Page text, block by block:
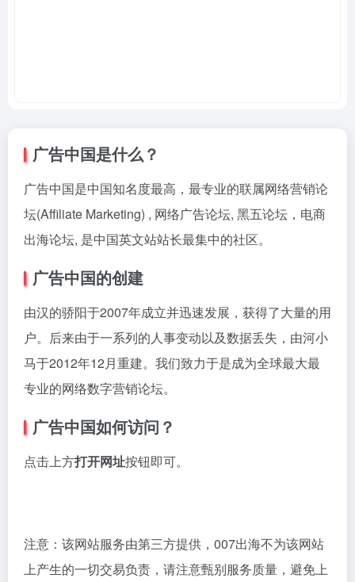
广告中国是什么？
广告中国是中国知名度最高，最专业的联属网络营销论
坛(Affiliate Marketing) , 网络广告论坛, 黑五论坛，电商
出海论坛, 是中国英文站站长最集中的社区。
广告中国的创建
由汉的骄阳于2007年成立并迅速发展，获得了大量的用
户。后来由于一系列的人事变动以及数据丢失，由河小
马于2012年12月重建。我们致力于是成为全球最大最
专业的网络数字营销论坛。
广告中国如何访问？
点击上方打开网址按钮即可。
注意：该网站服务由第三方提供，007出海不为该网站
上产生的一切交易负责，请注意甄别服务质量，避免上